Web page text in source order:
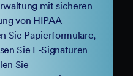
mit sicheren
von HIPAA
Sie Papierformulare,
Sie E-Signaturen
Sie